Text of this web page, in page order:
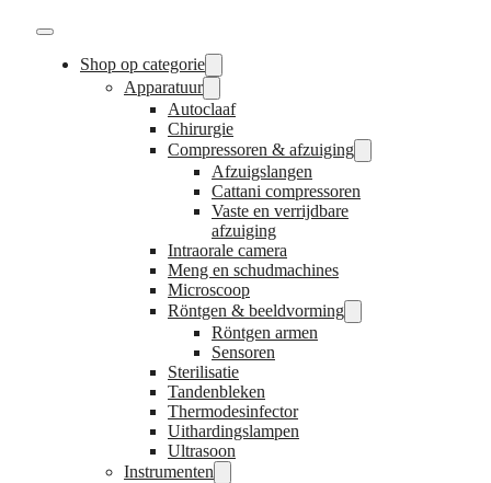
Shop op categorie
Apparatuur
Autoclaaf
Chirurgie
Compressoren & afzuiging
Afzuigslangen
Cattani compressoren
Vaste en verrijdbare
afzuiging
Intraorale camera
Meng en schudmachines
Microscoop
Röntgen & beeldvorming
Röntgen armen
Sensoren
Sterilisatie
Tandenbleken
Thermodesinfector
Uithardingslampen
Ultrasoon
Instrumenten